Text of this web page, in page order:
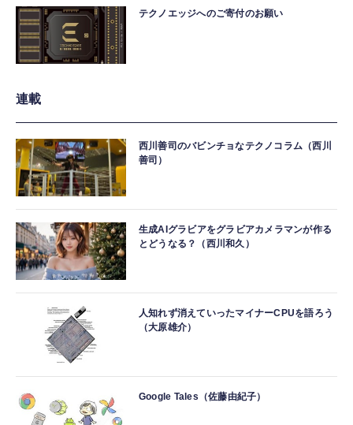
テクノエッジへのご寄付のお願い
連載
西川善司のバビンチョなテクノコラム（西川
善司）
生成AIグラビアをグラビアカメラマンが作る
とどうなる？（西川和久）
人知れず消えていったマイナーCPUを語ろう
（大原雄介）
Google Tales（佐藤由紀子）